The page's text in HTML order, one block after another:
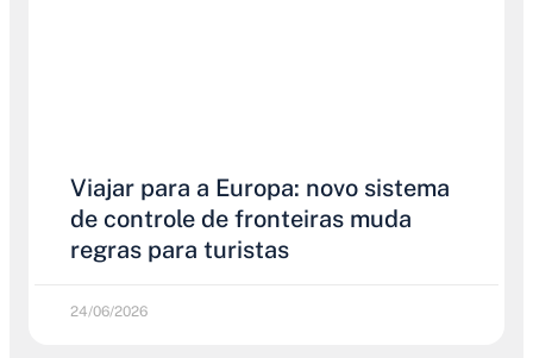
Viajar para a Europa: novo sistema
de controle de fronteiras muda
regras para turistas
24/06/2026